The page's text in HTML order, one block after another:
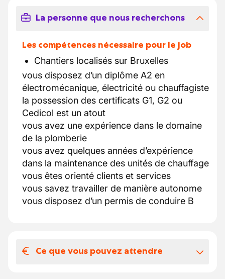
La personne que nous recherchons
Les compétences nécessaire pour le job
Chantiers localisés sur Bruxelles
vous disposez d’un diplôme A2 en
électromécanique, électricité ou chauffagiste
la possession des certificats G1, G2 ou
Cedicol est un atout
vous avez une expérience dans le domaine
de la plomberie
vous avez quelques années d’expérience
dans la maintenance des unités de chauffage
vous êtes orienté clients et services
vous savez travailler de manière autonome
vous disposez d’un permis de conduire B
Ce que vous pouvez attendre